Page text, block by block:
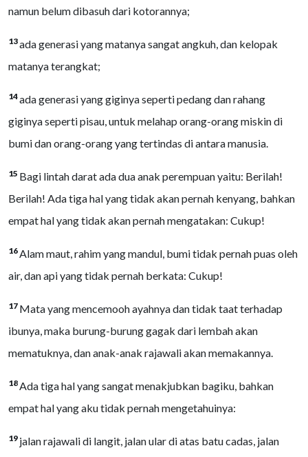
namun belum dibasuh dari kotorannya;
13ada generasi yang matanya sangat angkuh, dan kelopak
matanya terangkat;
14ada generasi yang giginya seperti pedang dan rahang
giginya seperti pisau, untuk melahap orang-orang miskin di
bumi dan orang-orang yang tertindas di antara manusia.
15 Bagi lintah darat ada dua anak perempuan yaitu: Berilah!
Berilah! Ada tiga hal yang tidak akan pernah kenyang, bahkan
empat hal yang tidak akan pernah mengatakan: Cukup!
16Alam maut, rahim yang mandul, bumi tidak pernah puas oleh
air, dan api yang tidak pernah berkata: Cukup!
17 Mata yang mencemooh ayahnya dan tidak taat terhadap
ibunya, maka burung-burung gagak dari lembah akan
mematuknya, dan anak-anak rajawali akan memakannya.
18Ada tiga hal yang sangat menakjubkan bagiku, bahkan
empat hal yang aku tidak pernah mengetahuinya:
19 jalan rajawali di langit, jalan ular di atas batu cadas, jalan